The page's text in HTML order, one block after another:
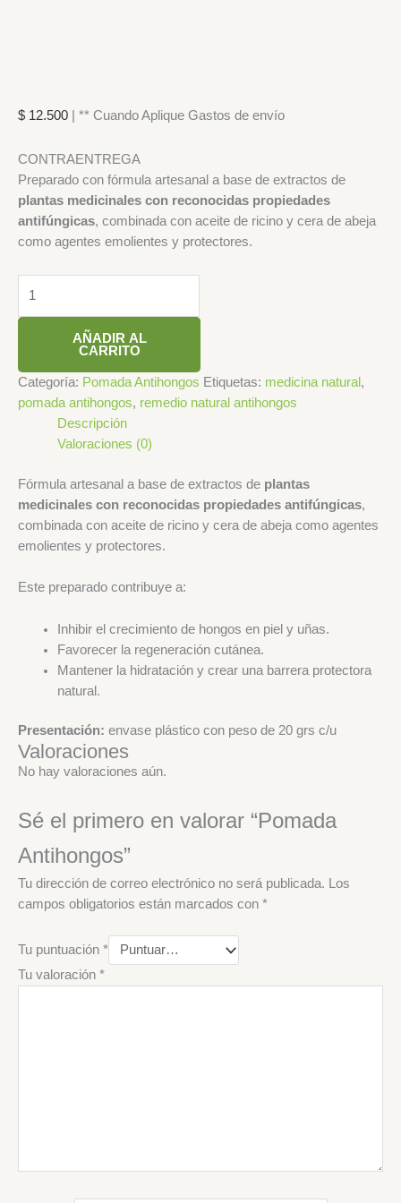
$ 12.500 | ** Cuando Aplique Gastos de envío
CONTRAENTREGA
Preparado con fórmula artesanal a base de extractos de
plantas medicinales con reconocidas propiedades
antifúngicas, combinada con aceite de ricino y cera de abeja
como agentes emolientes y protectores.
AÑADIR AL
CARRITO
Categoría: Pomada Antihongos Etiquetas: medicina natural ,
pomada antihongos, remedio natural antihongos
Descripción
Valoraciones (0)
Fórmula artesanal a base de extractos de plantas
medicinales con reconocidas propiedades antifúngicas,
combinada con aceite de ricino y cera de abeja como agentes
emolientes y protectores.
Este preparado contribuye a:
Inhibir el crecimiento de hongos en piel y uñas.
Favorecer la regeneración cutánea.
Mantener la hidratación y crear una barrera protectora
natural.
Presentación: envase plástico con peso de 20 grs c/u
Valoraciones
No hay valoraciones aún.
Sé el primero en valorar “Pomada
Antihongos”
Tu dirección de correo electrónico no será publicada.
Los
campos obligatorios están marcados con *
Tu puntuación *
Tu valoración *